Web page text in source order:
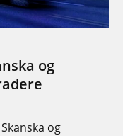
og
og